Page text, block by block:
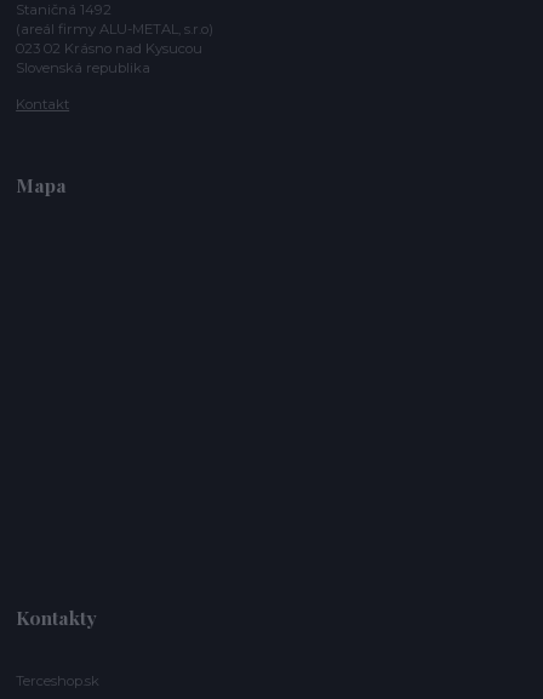
Staničná 1492
(areál firmy ALU-METAL, s.r.o)
023 02 Krásno nad Kysucou
Slovenská republika
Kontakt
Mapa
Kontakty
Terceshop.sk